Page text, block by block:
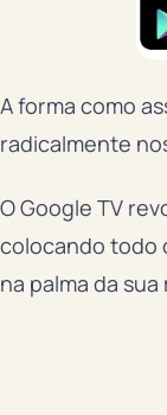
A forma como
radicalmente
O Google TV
colocando todo
na palma da sua